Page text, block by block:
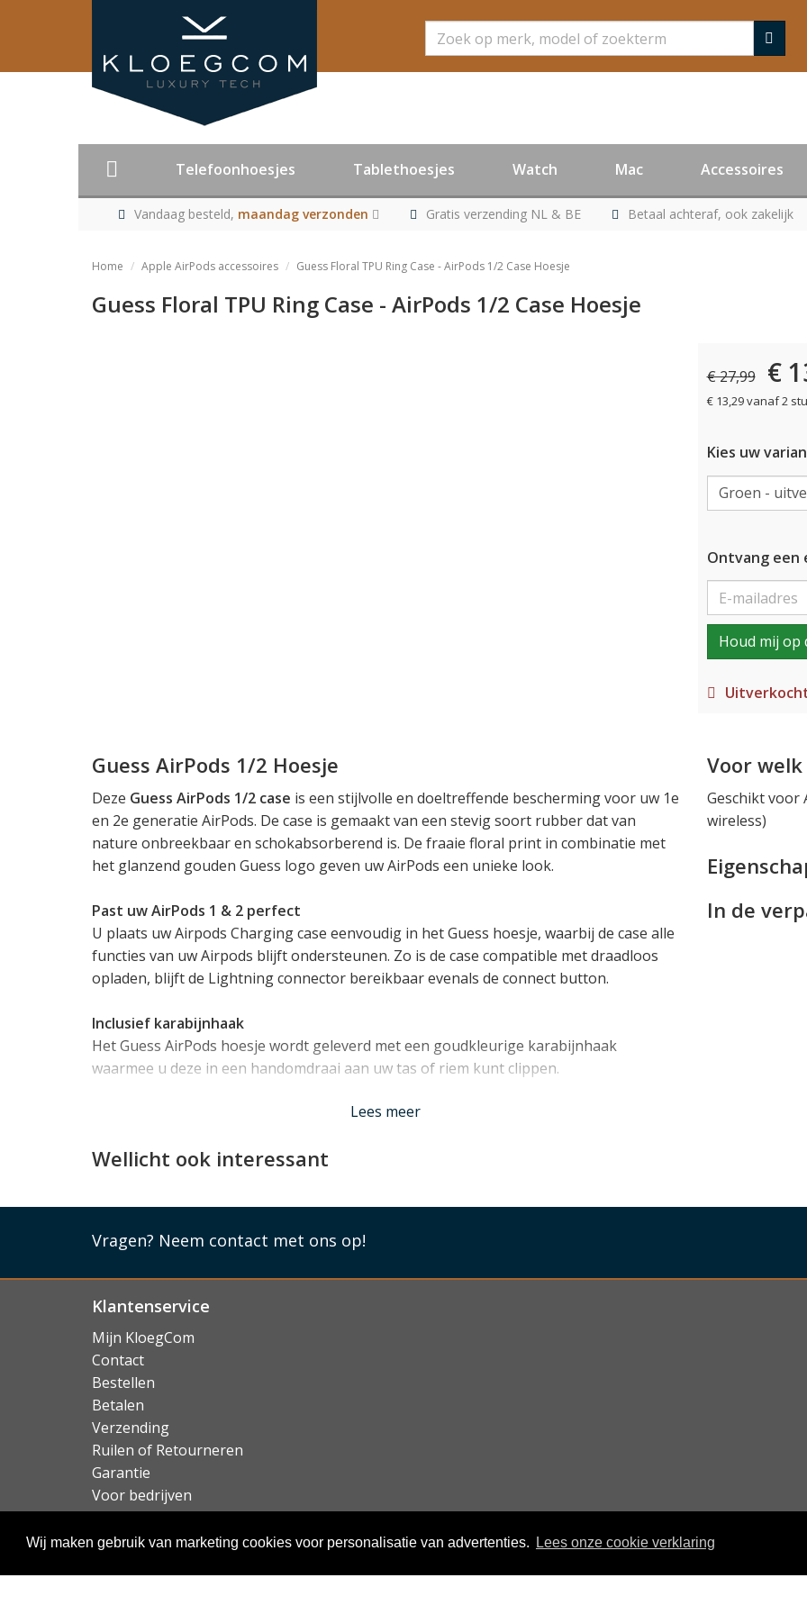
Wij maken gebruik van marketing cookies voor personalisatie van advertenties. Lees onze cookie verklaring
Zoeken
Telefoonhoesjes Tablethoesjes Watch Mac Accessoires
Vandaag besteld, maandag verzonden Gratis verzending NL & BE Betaal achteraf, ook zakelijk
Home Apple AirPods accessoires Guess Floral TPU Ring Case - AirPods 1/2 Case Hoesje
Guess Floral TPU Ring Case - AirPods 1/2 Case Hoesje
€ 27,99 €
€ 13,29 vanaf 2
Kies uw
Ontvang een
Houd mij op
Guess AirPods 1/2 Hoesje
Deze Guess AirPods 1/2 case is een stijlvolle en doeltreffende bescherming voor uw 1e
en 2e generatie AirPods. De case is gemaakt van een stevig soort rubber dat van
nature onbreekbaar en schokabsorberend is. De fraaie floral print in combinatie met
het glanzend gouden Guess logo geven uw AirPods een unieke look.
Past uw AirPods 1 & 2 perfect
U plaats uw Airpods Charging case eenvoudig in het Guess hoesje, waarbij de case alle
functies van uw Airpods blijft ondersteunen. Zo is de case compatible met draadloos
opladen, blijft de Lightning connector bereikbaar evenals de connect button.
Inclusief karabijnhaak
Het Guess AirPods hoesje wordt geleverd met een goudkleurige karabijnhaak
waarmee u deze in een handomdraai aan uw tas of riem kunt clippen.
Lees minder
Lees meer
Voor
Geschikt voor
wireless)
In de
Wellicht ook interessant
Vragen? Neem contact met ons op!
Klantenservice
Mijn KloegCom
Contact
Bestellen
Betalen
Verzending
Ruilen of Retourneren
Garantie
Voor bedrijven
Over KloegCom.nl
© KloegCom 2008 - 2026 -